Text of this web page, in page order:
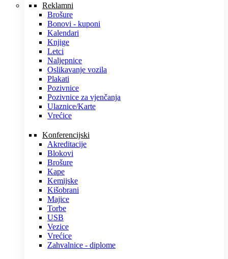
Reklamni
Brošure
Bonovi - kuponi
Kalendari
Knjige
Letci
Naljepnice
Oslikavanje vozila
Plakati
Pozivnice
Pozivnice za vjenčanja
Ulaznice/Karte
Vrećice
Konferencijski
Akreditacije
Blokovi
Brošure
Kape
Kemijske
Kišobrani
Majice
Torbe
USB
Vezice
Vrećice
Zahvalnice - diplome